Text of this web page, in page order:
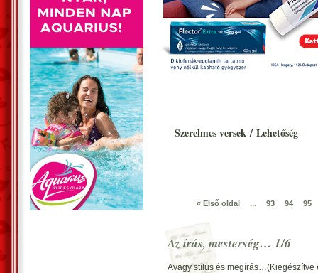
Szerelmes versek / Lehetőség
« Első oldal ... 93 94 95
Az írás, mesterség… 1/6
Avagy stílus és megírás…(Kiegészítve